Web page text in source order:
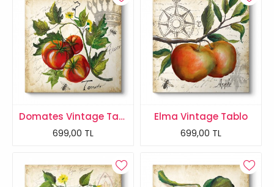
Domates Vintage Tablo
699,00 TL
Elma Vintage Tablo
699,00 TL